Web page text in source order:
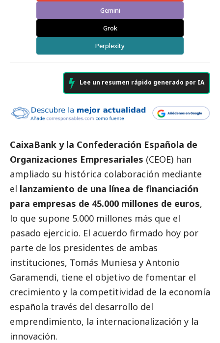
Gemini
Grok
Perplexity
Lee un resumen rápido generado por IA
CaixaBank y la Confederación Española de
Organizaciones Empresariales (CEOE) han
ampliado su histórica colaboración mediante
el lanzamiento de una línea de financiación
para empresas de 45.000 millones de euros,
lo que supone 5.000 millones más que el
pasado ejercicio. El acuerdo firmado hoy por
parte de los presidentes de ambas
instituciones, Tomás Muniesa y Antonio
Garamendi, tiene el objetivo de fomentar el
crecimiento y la competitividad de la economía
española través del desarrollo del
emprendimiento, la internacionalización y la
innovación.